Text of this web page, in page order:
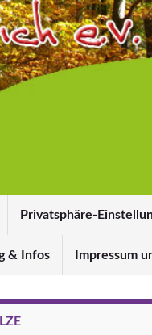
Privatsphäre-
& Infos Impressum